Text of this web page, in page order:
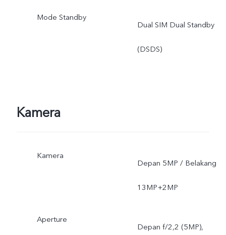
software ponsel;
Mode Standby
Dual SIM Dual Standby
(DSDS)
Kamera
Kamera
Depan 5MP / Belakang
13MP+2MP
Aperture
Depan f/2,2 (5MP),